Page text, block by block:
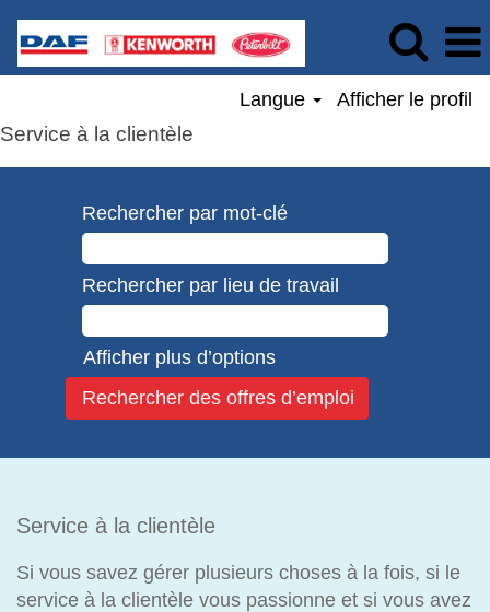
Langue Afficher le profil
Service à la clientèle
Rechercher par mot-clé
Rechercher par lieu de travail
Afficher plus d’options
Service à la clientèle
Si vous savez gérer plusieurs choses à la fois, si le
service à la clientèle vous passionne et si vous avez